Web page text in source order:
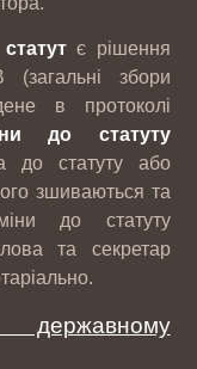
є рішення
збори
в протоколі
до статуту
до статуту або
зшиваються та
до статуту
та секретар